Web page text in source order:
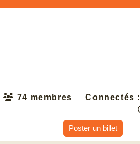
74 membres Connectés :
Poster un billet